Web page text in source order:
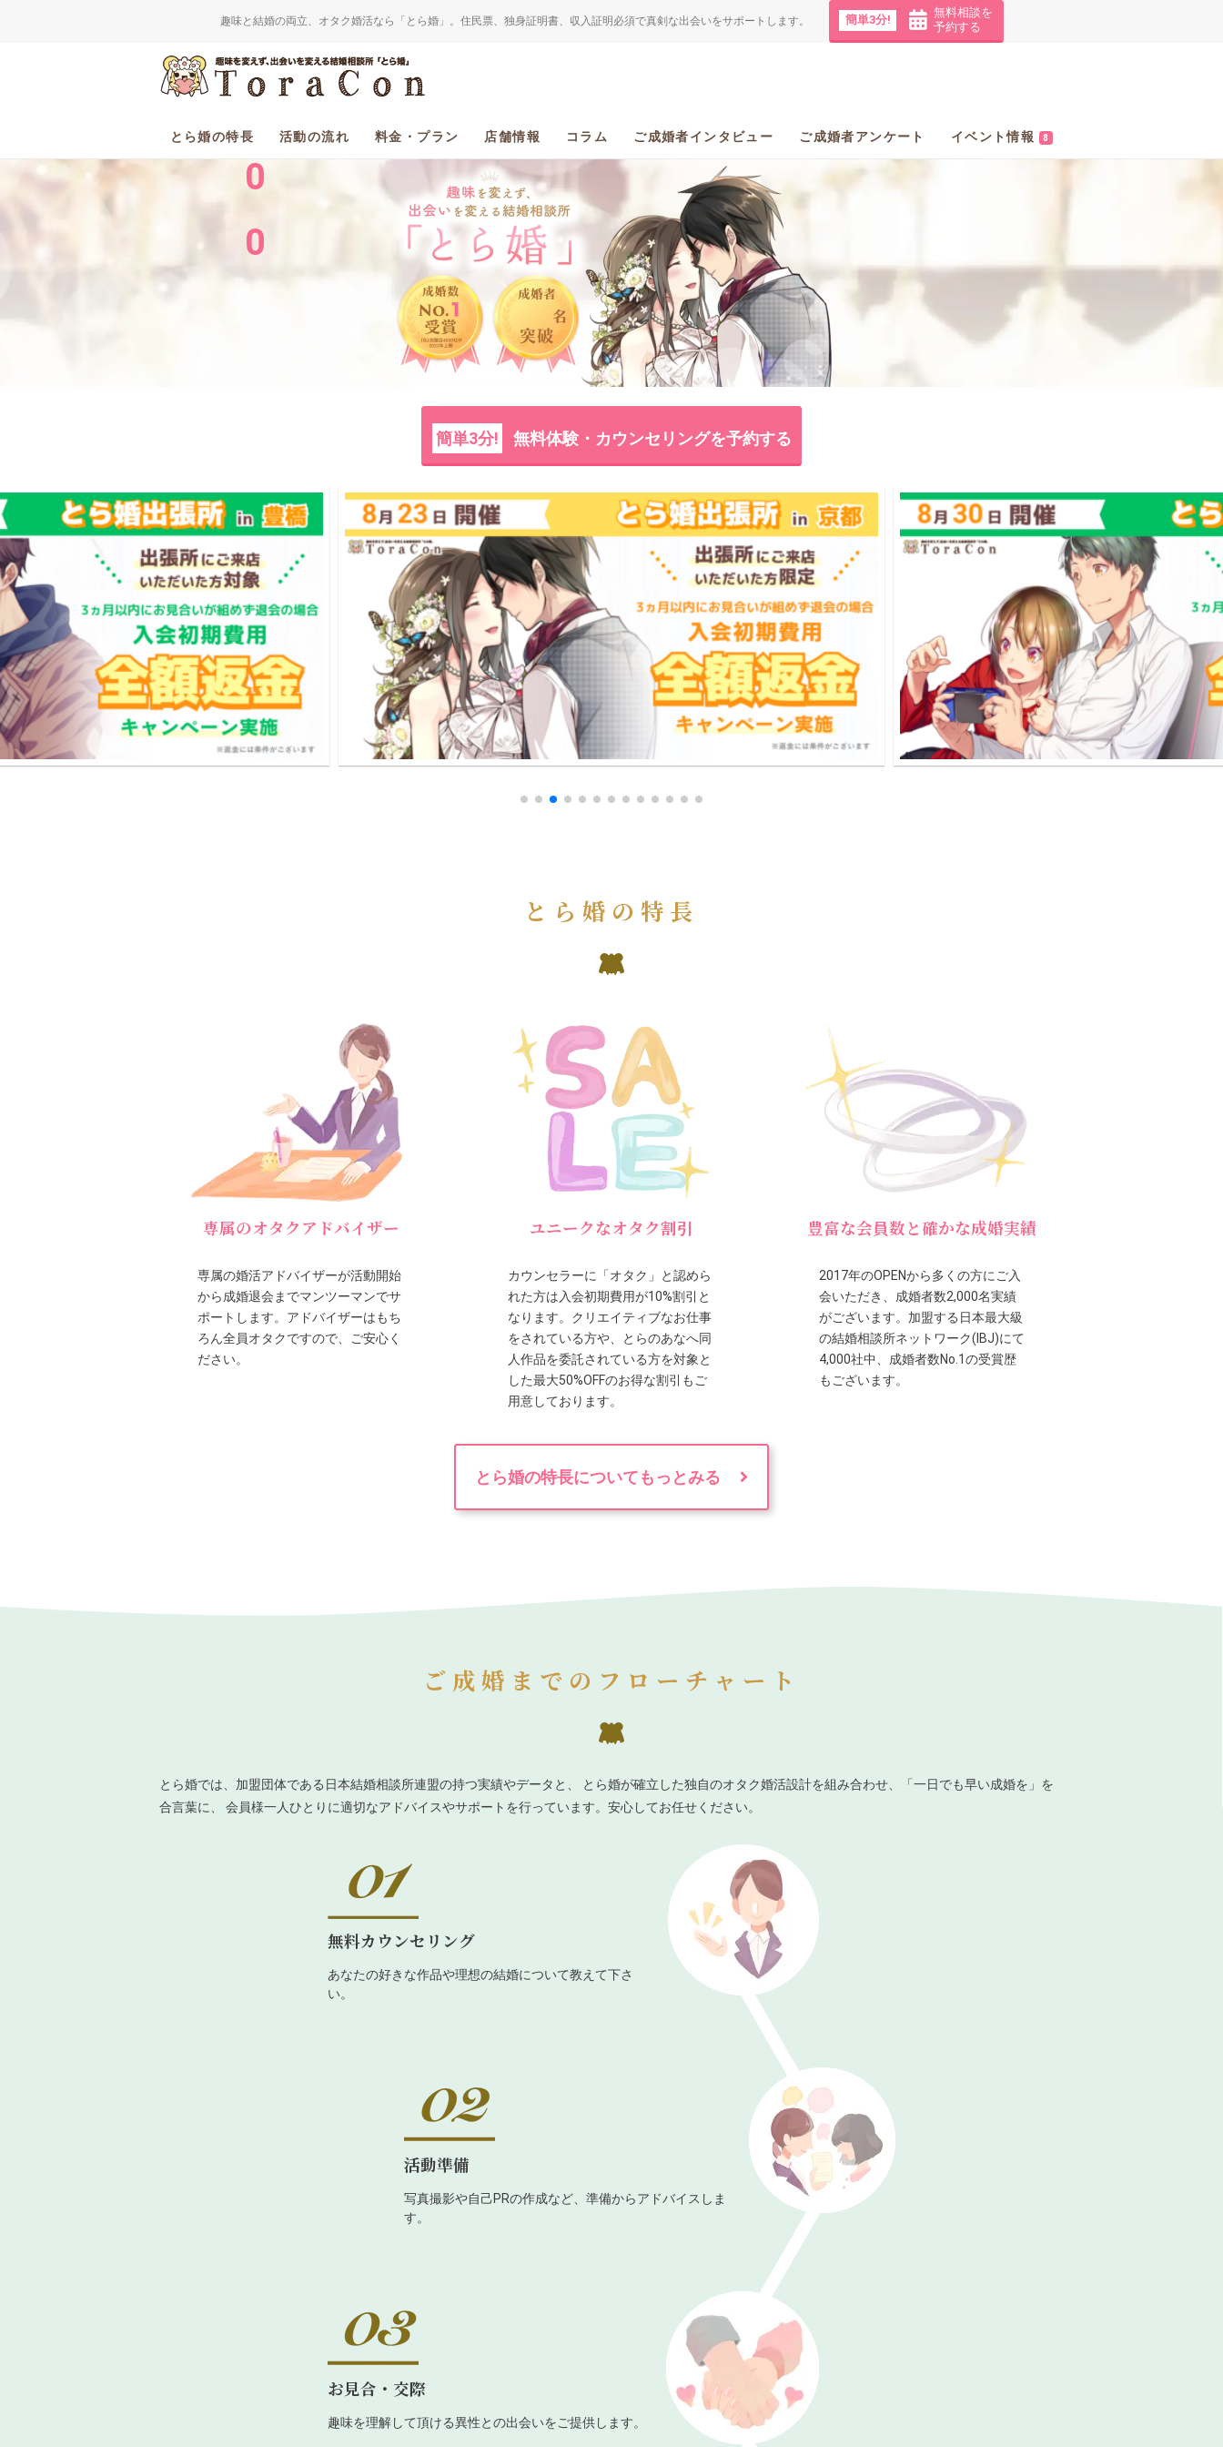
趣味と結婚の両立、オタク婚活なら「とら婚」。住民票、独身証明書、収入証明必須で真剣な出会いをサポートします。 簡単3分!
無料相談を
予約する
とら婚の特長 活動の流れ 料金・プラン 店舗情報 コラム ご成婚者インタビュー ご成婚者アンケート イベント情報 8
2
0
0
0
簡単3分! 無料体験・カウンセリングを予約する
とら婚の特長
専属のオタクアドバイザー
専属の婚活アドバイザーが活動開始
から成婚退会までマンツーマンでサ
ポートします。アドバイザーはもち
ろん全員オタクですので、ご安心く
ださい。
ユニークなオタク割引
カウンセラーに「オタク」と認めら
れた方は入会初期費用が10%割引と
なります。クリエイティブなお仕事
をされている方や、とらのあなへ同
人作品を委託されている方を対象と
した最大50%OFFのお得な割引もご
用意しております。
豊富な会員数と確かな成婚実績
2017年のOPENから多くの方にご入
会いただき、成婚者数2,000名実績
がございます。加盟する日本最大級
の結婚相談所ネットワーク(IBJ)にて
4,000社中、成婚者数No.1の受賞歴
もございます。
とら婚の特長についてもっとみる
ご成婚までのフローチャート
とら婚では、加盟団体である日本結婚相談所連盟の持つ実績やデータと、 とら婚が確立した独自のオタク婚活設計を組み合わせ、「一日でも早い成婚を」を
合言葉に、 会員様一人ひとりに適切なアドバイスやサポートを行っています。安心してお任せください。
無料カウンセリング
あなたの好きな作品や理想の結婚について教えて下さ
い。
活動準備
写真撮影や自己PRの作成など、準備からアドバイスしま
す。
お見合・交際
趣味を理解して頂ける異性との出会いをご提供します。